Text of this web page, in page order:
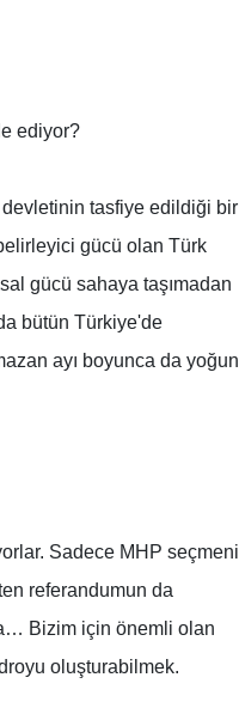
ediyor?
devletinin tasfiye edildiği bir
gücü olan Türk
gücü sahaya taşımadan
bütün Türkiye'de
ayı boyunca da yoğun
Sadece MHP seçmeni
referandumun da
Bizim için önemli olan
oluşturabilmek.